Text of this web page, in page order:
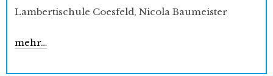
Lambertischule Coesfeld, Nicola Baumeister
mehr…